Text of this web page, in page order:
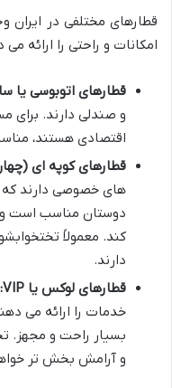
قطارهای مختلفی در ایران
امکانات و راحتی را ارائه
قطارهای اتوبوسی یا
و صندلی دارند. برای
اقتصادی هستند،
قطارهای کوپه ای
های خصوصی دارند که
دوستان مناسب است
کند. معمولاً
دارند.
قطارهای لوکس یا VIP:
خدمات را ارائه می
بسیار راحت و مجهز.
و آرامش بخش تر